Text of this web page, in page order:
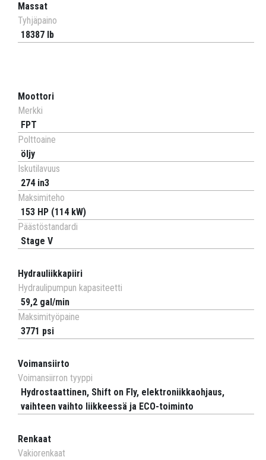
Massat
Tyhjäpaino
18387 lb
Moottori
Merkki
FPT
Polttoaine
öljy
Iskutilavuus
274 in3
Maksimiteho
153 HP (114 kW)
Päästöstandardi
Stage V
Hydrauliikkapiiri
Hydraulipumpun kapasiteetti
59,2 gal/min
Maksimityöpaine
3771 psi
Voimansiirto
Voimansiirron tyyppi
Hydrostaattinen, Shift on Fly, elektroniikkaohjaus,
vaihteen vaihto liikkeessä ja ECO-toiminto
Renkaat
Vakiorenkaat